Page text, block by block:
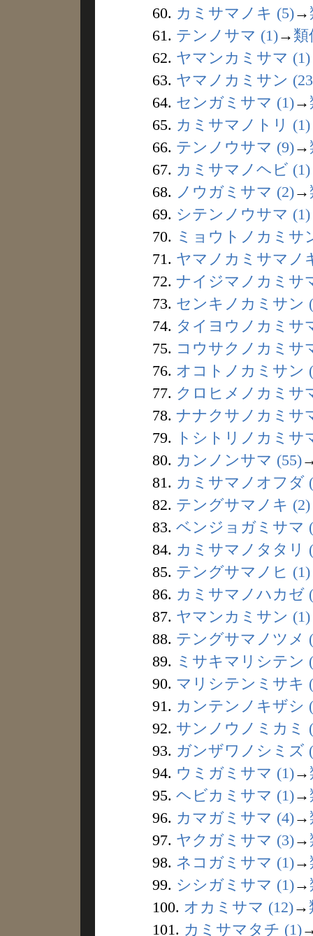
60. カミサマノキ (5)→
61. テンノサマ (1)→ 類
62. ヤマンカミサマ (1)
63. ヤマノカミサン
64. センガミサマ (1)→
65. カミサマノトリ (1)
66. テンノウサマ (9)→
67. カミサマノヘビ (1)
68. ノウガミサマ (2)→
69. シテンノウサマ (1)
70. ミョウトノカミサ
71. ヤマノカミサマノ
72. ナイジマノカミサ
73. センキノカミサン
74. タイヨウノカミサ
75. コウサクノカミサ
76. オコトノカミサン
77. クロヒメノカミサ
78. ナナクサノカミサ
79.
トシトリノカミサ
80. カンノンサマ (55)
81. カミサマノオフダ
82. テングサマノキ (2)
83. ベンジョガミサマ
84. カミサマノタタリ
85. テングサマノヒ (1)
86. カミサマノハカゼ
87. ヤマンカミサン (1)
88. テングサマノツメ
89. ミサキマリシテン
90. マリシテンミサキ
91. カンテンノキザシ
92. サンノウノミカミ
93. ガンザワノシミズ
94. ウミガミサマ (1)→
95. ヘビカミサマ (1)→
96. カマガミサマ (4)→
97. ヤクガミサマ (3)→
98. ネコガミサマ (1)→
99. シシガミサマ (1)→
100. オカミサマ (12)→
101. カミサマタチ (1)